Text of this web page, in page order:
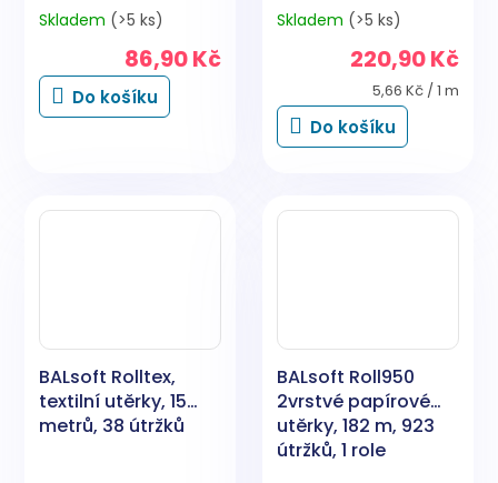
Skladem (>5 ks)
86,90 Kč
Do košíku
Skladem (>5 ks)
220,90 Kč
Měrná
cena:
5,66 Kč / 1 m
Do košíku
BALsoft Rolltex,
textilní utěrky, 15
metrů, 38 útržků
BALsoft Roll950
2vrstvé papírové
utěrky, 182 m, 923
útržků, 1 role